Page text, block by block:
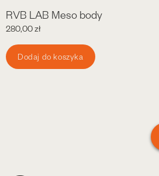
RVB LAB Meso body
280,00zł
Dodaj do koszyka